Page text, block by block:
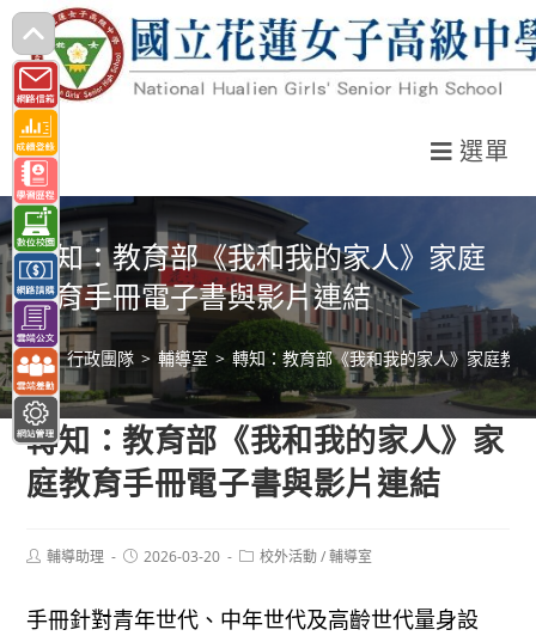
跳
轉
至
主
要
內
容
選單
轉知：教育部《我和我的家人》家庭
教育手冊電子書與影片連結
> 行政團隊 > 輔導室 > 轉知：教育部《我和我的家人》家庭教
轉知：教育部《我和我的家人》家
庭教育手冊電子書與影片連結
Post輔導助理
Post2026-03-20
Post校外活動 / 輔導室
手冊針對青年世代、中年世代及高齡世代量身設